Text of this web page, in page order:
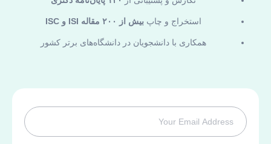
استخراج و چاپ بیش از ۲۰۰ مقاله ISI و ISC
همکاری با دانشجویان در دانشگاه‌های برتر کشور